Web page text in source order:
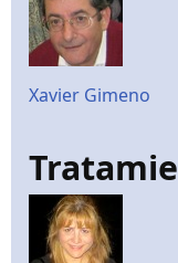
Xavier Gimeno